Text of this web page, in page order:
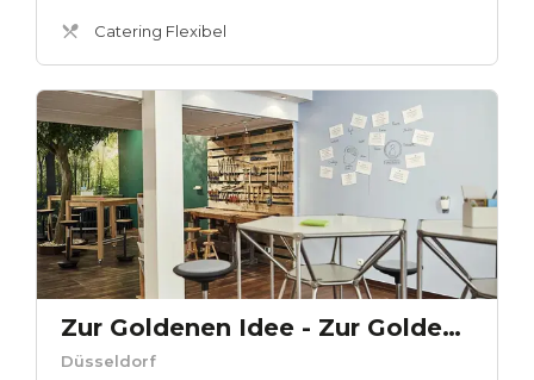
Catering Flexibel
Zur Goldenen Idee - Zur Goldenen Idee
Düsseldorf